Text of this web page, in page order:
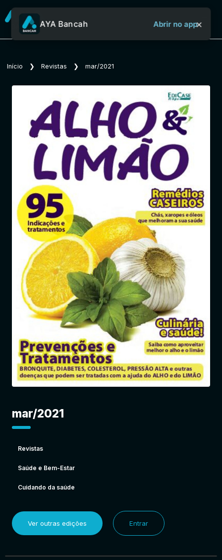
Sobre o Aya Bancah
Início
Revistas
Jornais
Notícias
Entrar
AYA Bancah Abrir no app×
Início ❯ Revistas ❯ mar/2021
mar/2021
Revistas
Saúde e Bem-Estar
Cuidando da saúde
Ver outras edições Entrar